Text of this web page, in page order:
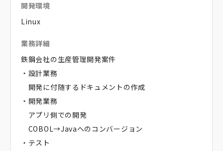
開発環境
Linux
業務詳細
鉄鋼会社の生産管理開発案件
・設計業務
開発に付随するドキュメントの作成
・開発業務
アプリ側での開発
COBOL→Javaへのコンバージョン
・テスト